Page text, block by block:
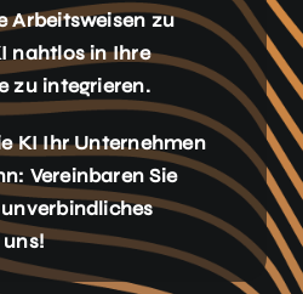
Arbeitsweisen zu
nahtlos in Ihre
zu integrieren.
KI Ihr Unternehmen
Vereinbaren Sie